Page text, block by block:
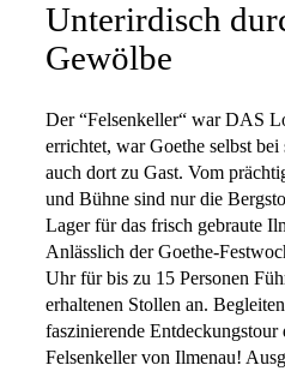
Unterirdisch
Gewölbe
Der “Felsenkeller“ war DAS
errichtet, war Goethe selbst
auch dort zu Gast. Vom
und Bühne sind nur die
Lager für das frisch gebraute
Anlässlich der Goethe-
Uhr für bis zu 15 Personen
erhaltenen Stollen an.
faszinierende
Felsenkeller von Ilmenau!